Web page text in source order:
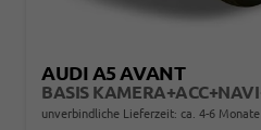
AUDI A5 AVANT
unverbindliche Lieferzeit: ca. 4-6 Monate